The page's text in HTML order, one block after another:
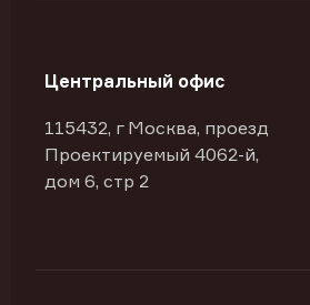
Центральный офис
115432, г Москва, проезд
Проектируемый 4062-й,
дом 6, стр 2